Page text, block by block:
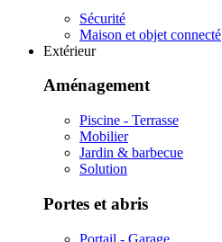
Sécurité
Maison et objet connecté
Extérieur
Aménagement
Piscine - Terrasse
Mobilier
Jardin & barbecue
Solution
Portes et abris
Portail - Garage